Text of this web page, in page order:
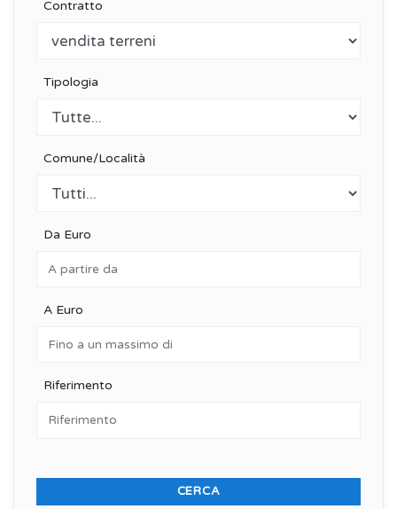
Contratto
Tipologia
Comune/Località
Da Euro
A Euro
Riferimento